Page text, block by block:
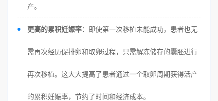
产。
更高的累积妊娠率：即使第一次移植未能成功，患者也无
需再次经历促排卵和取卵过程，只需解冻储存的囊胚进行
再次移植。这大大提高了患者通过一个取卵周期获得活产
的累积妊娠率，节约了时间和经济成本。